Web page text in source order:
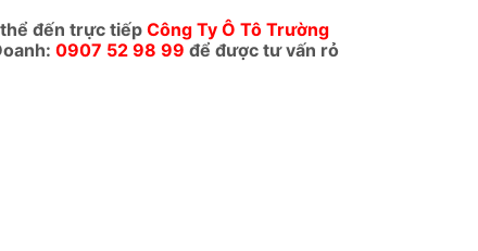
đến trực tiếpCông Ty Ô Tô Trường
0907 52 98 99 để được tư vấn rỏ